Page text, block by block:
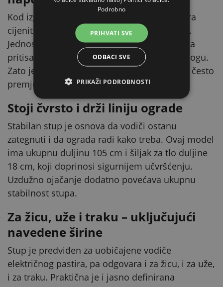
Kod izgradnje ili popravka električnog pastira
cijenit ćete što stup brzo postavite u zemlju.
Jednostrano gazište daje vam čvrstu točku za
pritisak, a pocinčani šiljak lakše ulazi u podlogu.
Zato je ugradnja jednostavnija i kad ogradu često
premještate.
Stoji čvrsto i drži liniju ograde
Stabilan stup je osnova da vodiči ostanu
zategnuti i da ograda radi kako treba. Ovaj model
ima ukupnu duljinu 105 cm i šiljak za tlo duljine
18 cm, koji doprinosi sigurnijem učvršćenju.
Uzdužno ojačanje dodatno povećava ukupnu
stabilnost stupa.
Za žicu, uže i traku – uključujući
navedene širine
Stup je predviđen za uobičajene vodiče
električnog pastira, pa odgovara i za žicu, i za uže,
i za traku. Praktična je i jasno definirana
Podrobno
PRIHVATI SVE
ODBACI SVE
PRIKAŽI PODROBNOSTI